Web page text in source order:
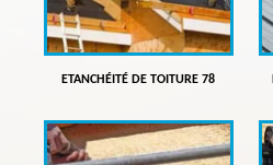
ETANCHÉITÉ DE TOITURE 78